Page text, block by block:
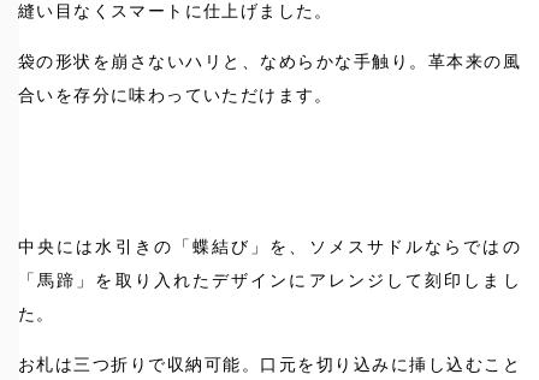
縫い目なくスマートに仕上げました。
袋の形状を崩さないハリと、なめらかな手触り。革本来の風
合いを存分に味わっていただけます。
中央には水引きの「蝶結び」を、ソメスサドルならではの
「馬蹄」を取り入れたデザインにアレンジして刻印しまし
た。
お札は三つ折りで収納可能。口元を切り込みに挿し込むこと